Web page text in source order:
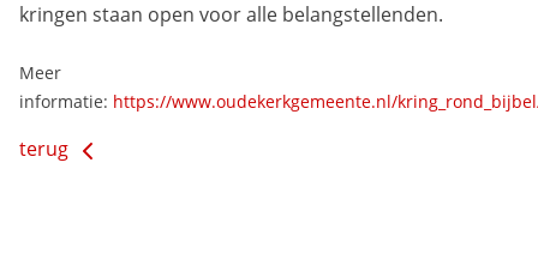
kringen staan open voor alle belangstellenden.
Meer
informatie: https://www.oudekerkgemeente.nl/
terug